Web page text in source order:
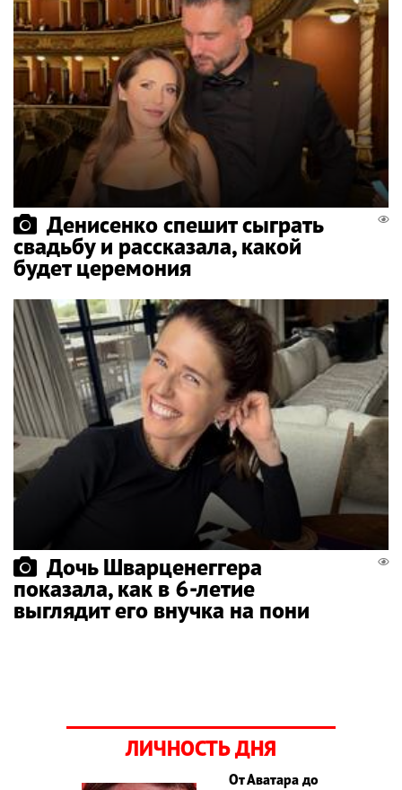
Денисенко спешит сыграть
свадьбу и рассказала, какой
будет церемония
Дочь Шварценеггера
показала, как в 6-летие
выглядит его внучка на пони
ЛИЧНОСТЬ ДНЯ
От Аватара до